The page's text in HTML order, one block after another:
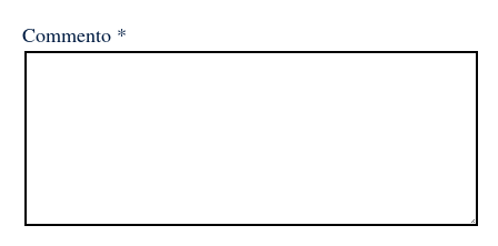
Commento *